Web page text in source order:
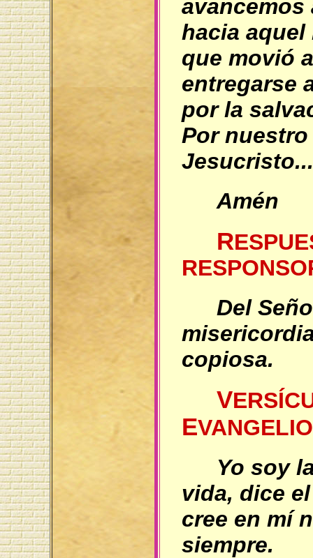
avancemos
hacia aquel
que movió
entregarse
por la
Por nuestro
Jesucristo...
Amén
R
Del
copiosa.
V
EVANGELIO
Yo soy
vida, dice
cree en mí
siempre.